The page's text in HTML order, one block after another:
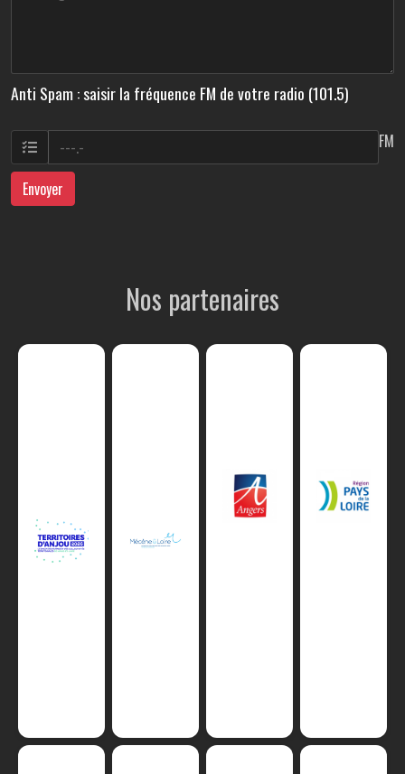
Anti Spam : saisir la fréquence FM de votre radio (101.5)
FM
Envoyer
Nos partenaires